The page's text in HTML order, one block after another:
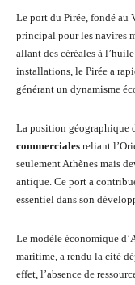
Le port du Pirée, fondé au
principal pour les navires
allant des céréales à
installations, le Pirée a
générant un dynamisme
La position géographique
commerciales reliant
seulement Athènes mais
antique. Ce port a
essentiel dans son
Le modèle économique
maritime, a rendu la cité
effet, l’absence de